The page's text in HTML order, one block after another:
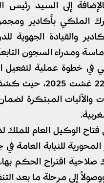
إلى السيد
الملكي بأكادير
والقيادة الجهوية
ومدراء السجون التابعة
دخل حيز التطبيق
والآليات المبتكرة
فتاح الوكيل العام
المحورية للنيابة
اقتراح الحكم بها،
إلى مرحلة ما بعد